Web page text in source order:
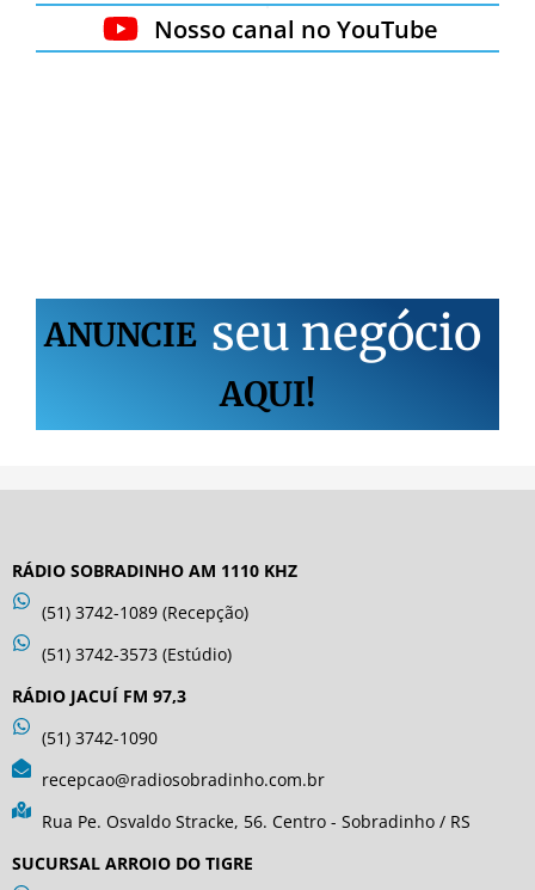
Nosso canal no YouTube
ANUNCIE seu negócio
AQUI!
RÁDIO SOBRADINHO AM 1110 KHZ
(51) 3742-1089 (Recepção)
(51) 3742-3573 (Estúdio)
RÁDIO JACUÍ FM 97,3
(51) 3742-1090
recepcao@radiosobradinho.com.br
Rua Pe. Osvaldo Stracke, 56. Centro - Sobradinho / RS
SUCURSAL ARROIO DO TIGRE